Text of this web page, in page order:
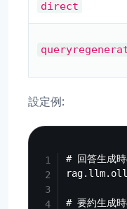
direct
設定例:
# 回答生成
# 要約生成